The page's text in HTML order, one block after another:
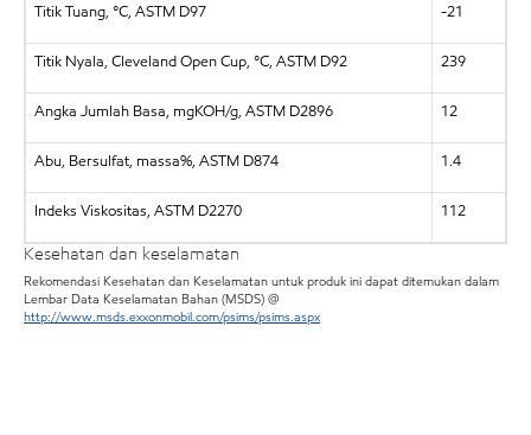
Titik Tuang, °C, ASTM D97 -21
Titik Nyala, Cleveland Open Cup, °C, ASTM D92 239
Angka Jumlah Basa, mgKOH/g, ASTM D2896 12
Abu, Bersulfat, massa%, ASTM D874 1.4
Indeks Viskositas, ASTM D2270 112
Kesehatan dan keselamatan
Rekomendasi Kesehatan dan Keselamatan untuk produk ini dapat ditemukan dalam
Lembar Data Keselamatan Bahan (MSDS) @
http://www.msds.exxonmobil.com/psims/psims.aspx